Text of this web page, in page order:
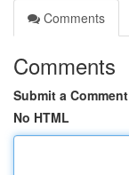
Comments
Comments
Submit a Comment
No HTML